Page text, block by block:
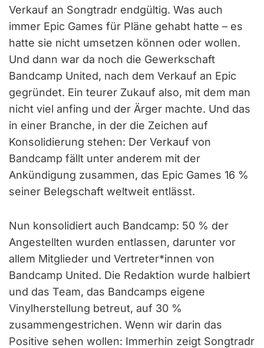
Verkauf an Songtradr endgültig. Was auch
immer Epic Games für Pläne gehabt hatte – es
hatte sie nicht umsetzen können oder wollen.
Und dann war da noch die Gewerkschaft
Bandcamp United, nach dem Verkauf an Epic
gegründet. Ein teurer Zukauf also, mit dem man
nicht viel anfing und der Ärger machte. Und das
in einer Branche, in der die Zeichen auf
Konsolidierung stehen: Der Verkauf von
Bandcamp fällt unter anderem mit der
Ankündigung zusammen, das Epic Games 16 %
seiner Belegschaft weltweit entlässt.
Nun konsolidiert auch Bandcamp: 50 % der
Angestellten wurden entlassen, darunter vor
allem Mitglieder und Vertreter*innen von
Bandcamp United. Die Redaktion wurde halbiert
und das Team, das Bandcamps eigene
Vinylherstellung betreut, auf 30 %
zusammengestrichen. Wenn wir darin das
Positive sehen wollen: Immerhin zeigt Songtradr